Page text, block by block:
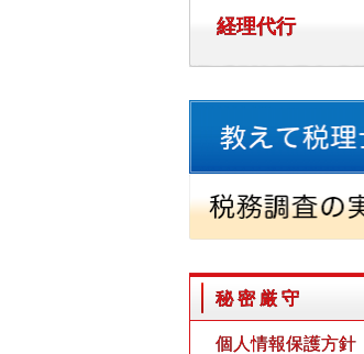
経理代行
秘密厳守
個人情報保護方針